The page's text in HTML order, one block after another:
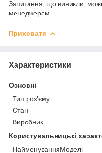
Запитання, що виникли,
менеджерам.
Приховати
Характеристики
Основні
Тип роз'єму
Стан
Виробник
Користувальницькі
НайменуванняМоделі